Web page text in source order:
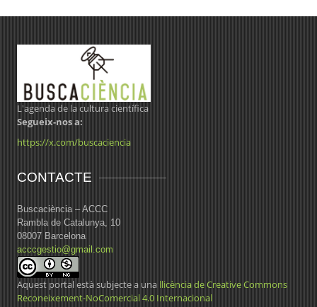
L'agenda de la cultura científica
Segueix-nos a:
https://x.com/buscaciencia
CONTACTE
Buscaciència – ACCC
Rambla de Catalunya, 10
08007 Barcelona
acccgestio@gmail.com
Aquest portal està subjecte a una llicència de Creative Commons
Reconeixement-NoComercial 4.0 Internacional